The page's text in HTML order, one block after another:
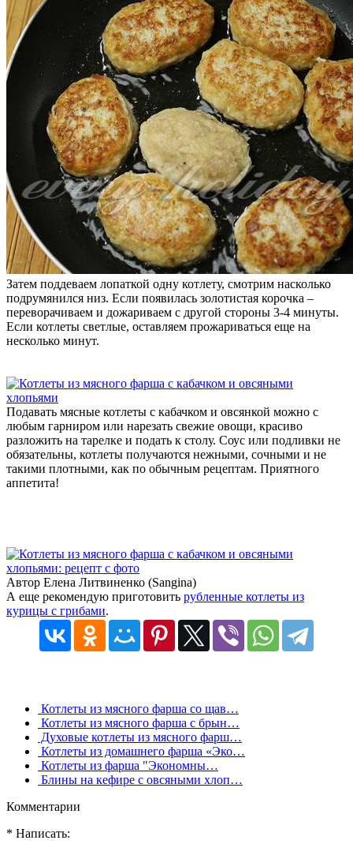
Затем поддеваем лопаткой одну котлету, смотрим насколько
подрумянился низ. Если появилась золотистая корочка –
переворачиваем и дожариваем с другой стороны 3-4 минуты.
Если котлеты светлые, оставляем прожариваться еще на
несколько минут.
Подавать мясные котлеты с кабачком и овсянкой можно с
любым гарниром или нарезать свежие овощи, красиво
разложить на тарелке и подать к столу. Соус или подливки не
обязательны, котлеты получаются нежными, сочными и не
такими плотными, как по обычным рецептам. Приятного
аппетита!
Автор Елена Литвиненко (Sangina)
А еще рекомендую приготовить рубленные котлеты из
курицы с грибами.
Котлеты из мясного фарша со щав…
Котлеты из мясного фарша с брын…
Духовые котлеты из мясного фарш…
Котлеты из домашнего фарша «Эко…
Котлеты из фарша "Экономны…
Блины на кефире с овсяными хлоп…
Комментарии
* Написать: